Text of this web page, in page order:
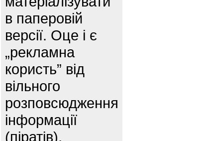
в паперовій
версії. Оце і є
„рекламна
користь” від
вільного
розповсюдження
інформації
(піратів),